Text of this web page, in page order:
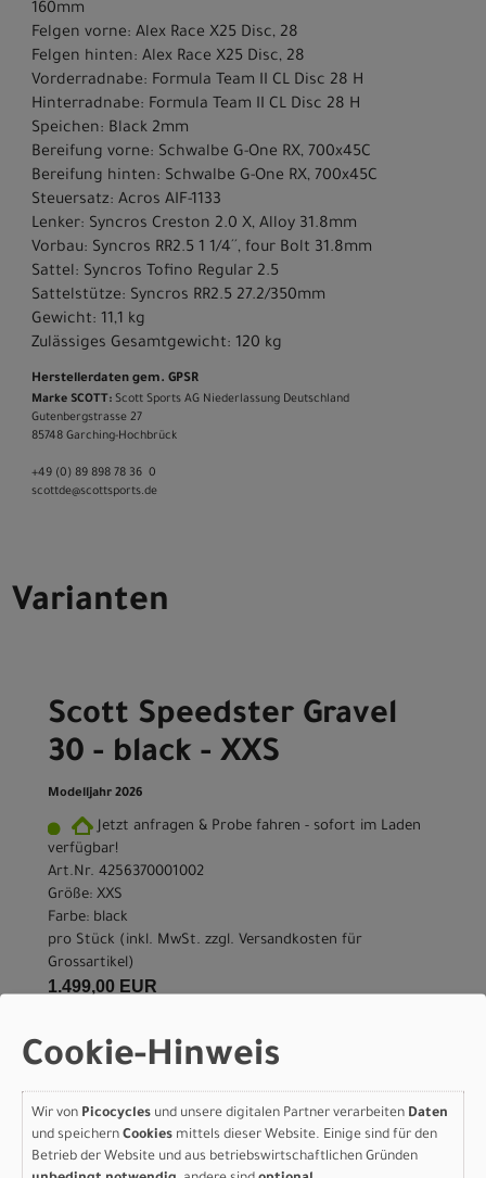
160mm
Felgen vorne: Alex Race X25 Disc, 28
Felgen hinten: Alex Race X25 Disc, 28
Vorderradnabe: Formula Team II CL Disc 28 H
Hinterradnabe: Formula Team II CL Disc 28 H
Speichen: Black 2mm
Bereifung vorne: Schwalbe G-One RX, 700x45C
Bereifung hinten: Schwalbe G-One RX, 700x45C
Steuersatz: Acros AIF-1133
Lenker: Syncros Creston 2.0 X, Alloy 31.8mm
Vorbau: Syncros RR2.5 1 1/4´´, four Bolt 31.8mm
Sattel: Syncros Tofino Regular 2.5
Sattelstütze: Syncros RR2.5 27.2/350mm
Gewicht: 11,1 kg
Zulässiges Gesamtgewicht: 120 kg
Herstellerdaten gem. GPSR
Marke SCOTT: Scott Sports AG Niederlassung Deutschland
Gutenbergstrasse 27
85748 Garching-­Hochbrück
+49 (0) 89 898 78 36 ­ 0
scott­de@scott­sports.de
Varianten
Scott Speedster Gravel
30 - black - XXS
Modelljahr 2026
Jetzt anfragen & Probe fahren - sofort im Laden
verfügbar!
Art.Nr. 4256370001002
Größe: XXS
Farbe: black
pro Stück (inkl. MwSt. zzgl. Versandkosten für
Grossartikel)
1.499,00 EUR
IN DEN WARENKORB
Scott Speedster Gravel
30 - black - XS
Cookie-Hinweis
Wir von Picocycles und unsere digitalen Partner verarbeiten Daten
und speichern Cookies mittels dieser Website. Einige sind für den
Betrieb der Website und aus betriebswirtschaftlichen Gründen